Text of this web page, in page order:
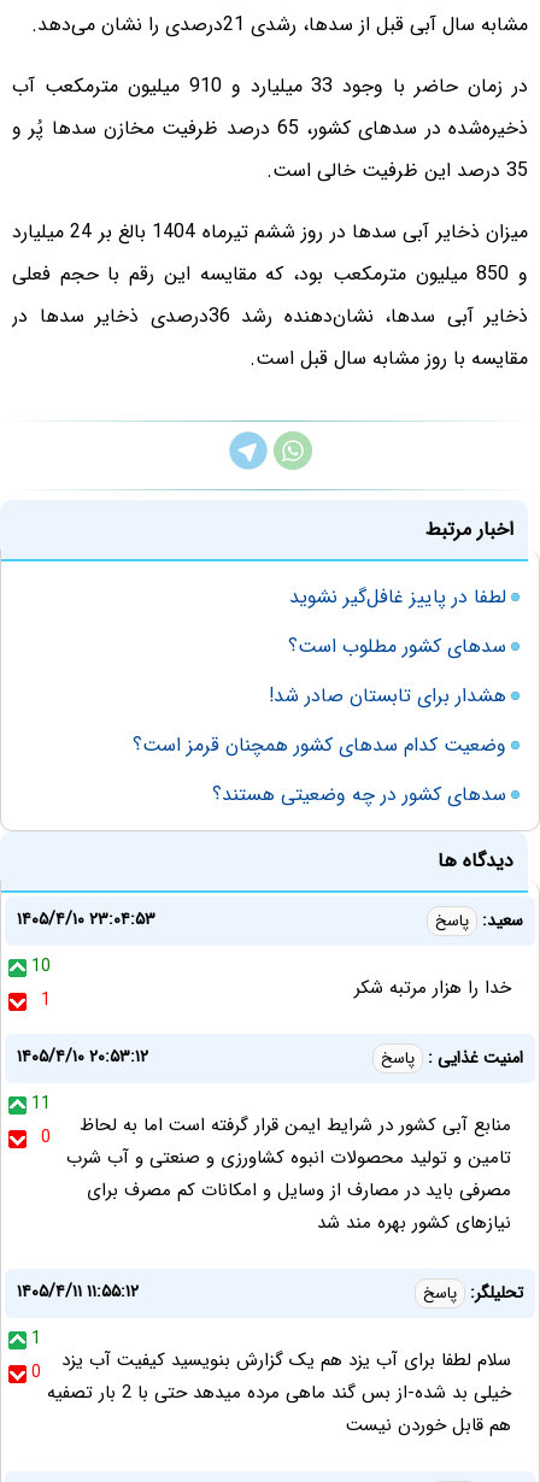
مشابه سال آبی قبل از سدها، رشدی 21درصدی را نشان می‌دهد.
در زمان حاضر با وجود 33 میلیارد و 910 میلیون مترمکعب آب
ذخیره‌شده در سدهای کشور، 65 درصد ظرفیت مخازن سدها پُر و
35 درصد این ظرفیت خالی است.
میزان ذخایر آبی سدها در روز ششم تیرماه 1404 بالغ بر 24 میلیارد
و 850 میلیون مترمکعب بود، که مقایسه این رقم با حجم فعلی
ذخایر آبی سدها، نشان‌دهنده رشد 36درصدی ذخایر سدها در
مقایسه با روز مشابه سال قبل است.
اخبار مرتبط
لطفا در پاییز غافل‌گیر نشوید
سدهای کشور مطلوب است؟
هشدار برای تابستان صادر شد!
وضعیت کدام سدهای کشور همچنان قرمز است؟
سدهای کشور در چه وضعیتی هستند؟
دیدگاه ها
سعید: پاسخ
۱۴۰۵/۴/۱۰ ۲۳:۰۴:۵۳
10
1
خدا را هزار مرتبه شکر
امنیت غذایی : پاسخ
۱۴۰۵/۴/۱۰ ۲۰:۵۳:۱۲
11
0
منابع آبی کشور در شرایط ایمن قرار گرفته است اما به لحاظ
تامین و تولید محصولات انبوه کشاورزی و صنعتی و آب شرب
مصرفی باید در مصارف از وسایل و امکانات کم مصرف برای
نیازهای کشور بهره مند شد
تحلیلگر: پاسخ
۱۴۰۵/۴/۱۱ ۱۱:۵۵:۱۲
1
0
سلام لطفا برای آب یزد هم یک گزارش بنویسید کیفیت آب یزد
خیلی بد شده-از بس گند ماهی مرده میدهد حتی با 2 بار تصفیه
هم قابل خوردن نیست